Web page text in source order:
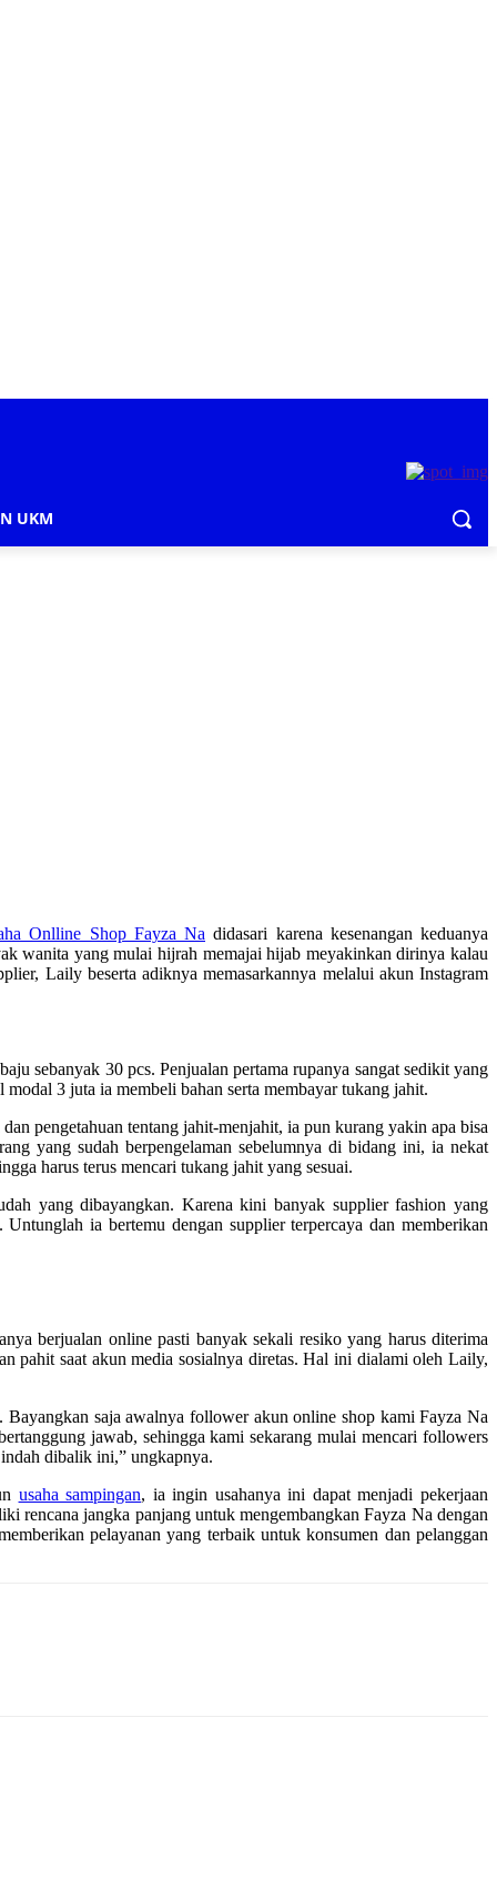
UKM
Onlline Shop Fayza Na didasari karena kesenangan keduanya
wanita yang mulai hijrah memajai hijab meyakinkan dirinya kalau
Laily beserta adiknya memasarkannya melalui akun Instagram
sebanyak 30 pcs. Penjualan pertama rupanya sangat sedikit yang
3 juta ia membeli bahan serta membayar tukang jahit.
pengetahuan tentang jahit-menjahit, ia pun kurang yakin apa bisa
yang sudah berpengelaman sebelumnya di bidang ini, ia nekat
harus terus mencari tukang jahit yang sesuai.
yang dibayangkan. Karena kini banyak supplier fashion yang
ia bertemu dengan supplier terpercaya dan memberikan
berjualan online pasti banyak sekali resiko yang harus diterima
pahit saat akun media sosialnya diretas. Hal ini dialami oleh Laily,
saja awalnya follower akun online shop kami Fayza Na
jawab, sehingga kami sekarang mulai mencari followers
dibalik ini,” ungkapnya.
usaha sampingan, ia ingin usahanya ini dapat menjadi pekerjaan
rencana jangka panjang untuk mengembangkan Fayza Na dengan
pelayanan yang terbaik untuk konsumen dan pelanggan